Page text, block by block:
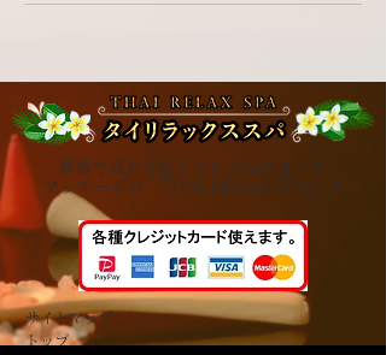
新橋で疲れを癒したい人気のオイル
マッサージの「THAI RELAX SPA」店
サイトマップ​
トップ